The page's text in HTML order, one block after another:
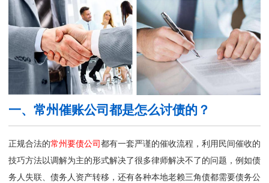
一、常州催账公司都是怎么讨债的？
正规合法的常州要债公司都有一套严谨的催收流程，利用民间催收的
技巧方法以调解为主的形式解决了很多律师解决不了的问题，例如债
务人失联、债务人资产转移，还有各种本地老赖三角债都需要债务公